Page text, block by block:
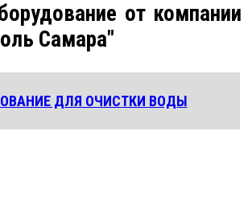
от компании
Самара"
ДЛЯ ОЧИСТКИ ВОДЫ